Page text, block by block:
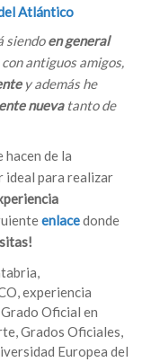
Atlántico
siendoen general
antiguos amigos,
y además he
nuevatanto de
hacen de la
ideal para realizar
enlacedonde
,
,experiencia
Grado Oficial en
,Grados Oficiales,
Europea del